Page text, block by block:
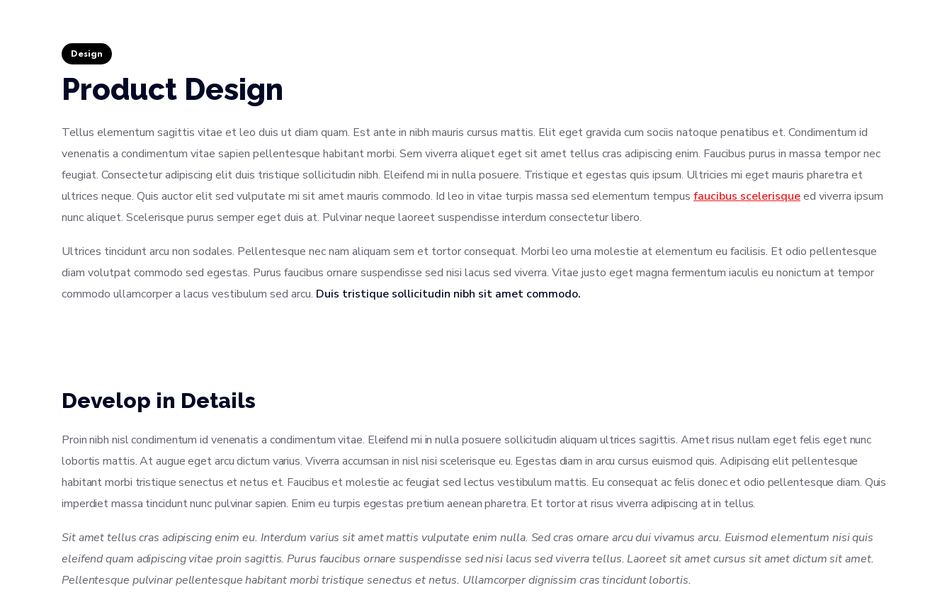
Design
Product Design
Tellus elementum sagittis vitae et leo duis ut diam quam. Est ante in nibh mauris cursus mattis. Elit eget gravida cum sociis natoque penatibus et. Condimentum id
venenatis a condimentum vitae sapien pellentesque habitant morbi. Sem viverra aliquet eget sit amet tellus cras adipiscing enim. Faucibus purus in massa tempor nec
feugiat. Consectetur adipiscing elit duis tristique sollicitudin nibh. Eleifend mi in nulla posuere. Tristique et egestas quis ipsum. Ultricies mi eget mauris pharetra et
ultrices neque. Quis auctor elit sed vulputate mi sit amet mauris commodo. Id leo in vitae turpis massa sed elementum tempus faucibus scelerisqueed viverra ipsum
nunc aliquet. Scelerisque purus semper eget duis at. Pulvinar neque laoreet suspendisse interdum consectetur libero.
Ultrices tincidunt arcu non sodales. Pellentesque nec nam aliquam sem et tortor consequat. Morbi leo urna molestie at elementum eu facilisis. Et odio pellentesque
diam volutpat commodo sed egestas. Purus faucibus ornare suspendisse sed nisi lacus sed viverra. Vitae justo eget magna fermentum iaculis eu nonictum at tempor
commodo ullamcorper a lacus vestibulum sed arcu. Duis tristique sollicitudin nibh sit amet commodo.
Develop in Details
Proin nibh nisl condimentum id venenatis a condimentum vitae. Eleifend mi in nulla posuere sollicitudin aliquam ultrices sagittis. Amet risus nullam eget felis eget nunc
lobortis mattis. At augue eget arcu dictum varius. Viverra accumsan in nisl nisi scelerisque eu. Egestas diam in arcu cursus euismod quis. Adipiscing elit pellentesque
habitant morbi tristique senectus et netus et. Faucibus et molestie ac feugiat sed lectus vestibulum mattis. Eu consequat ac felis donec et odio pellentesque diam. Quis
imperdiet massa tincidunt nunc pulvinar sapien. Enim eu turpis egestas pretium aenean pharetra. Et tortor at risus viverra adipiscing at in tellus.
Sit amet tellus cras adipiscing enim eu. Interdum varius sit amet mattis vulputate enim nulla. Sed cras ornare arcu dui vivamus arcu. Euismod elementum nisi quis
eleifend quam adipiscing vitae proin sagittis. Purus faucibus ornare suspendisse sed nisi lacus sed viverra tellus. Laoreet sit amet cursus sit amet dictum sit amet.
Pellentesque pulvinar pellentesque habitant morbi tristique senectus et netus. Ullamcorper dignissim cras tincidunt lobortis.